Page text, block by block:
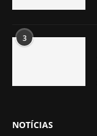
3
NOTÍCIAS